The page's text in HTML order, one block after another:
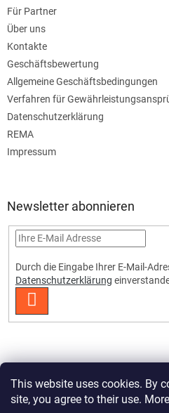
This website uses cookies. By
site, you agree to their use.
Für Partner
Über uns
Kontakte
Geschäftsbewertung
Allgemeine Geschäftsbedingungen
Verfahren für
Datenschutzerklärung
REMA
Impressum
Newsletter abonnieren
Durch die Eingabe Ihrer E-Mail-
Datenschutzerklärung